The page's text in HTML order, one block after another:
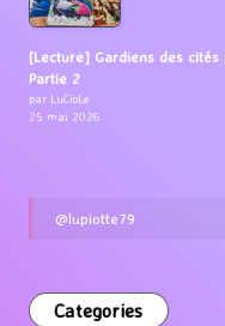
[Lecture] Gardiens des
Partie 2
par LuCioLe
25 mai 2026
@lupiotte79
Categories